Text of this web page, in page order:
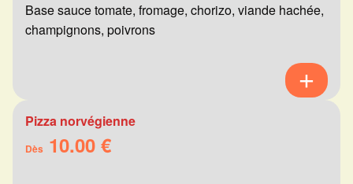
Base sauce tomate, fromage, chorizo, viande hachée,
champignons, poivrons
Pizza norvégienne
Dès 10.00 €